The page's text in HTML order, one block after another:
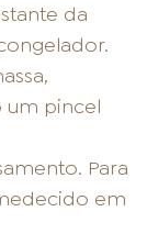
da
um pincel
Para
em